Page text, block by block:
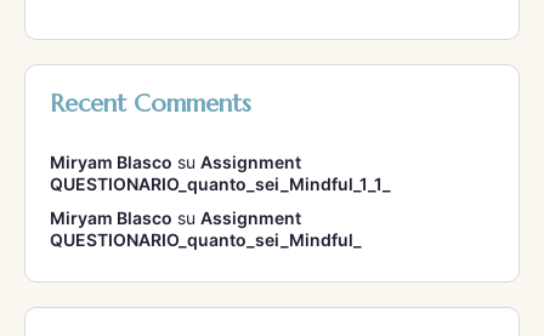
Recent Comments
Miryam Blasco su Assignment
QUESTIONARIO_quanto_sei_Mindful_1_1_
Miryam Blasco su Assignment
QUESTIONARIO_quanto_sei_Mindful_